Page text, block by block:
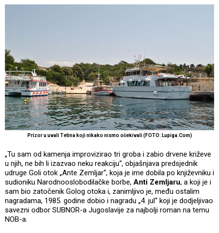
Prizor u uvali Tetina koji nikako nismo očekivali (FOTO: Lupiga.Com)
„Tu sam od kamenja improvizirao tri groba i zabio drvene križeve
u njih, ne bih li izazvao neku reakciju“, objašnjava predsjednik
udruge Goli otok „Ante Zemljar“, koja je ime dobila po književniku i
sudioniku Narodnooslobodilačke borbe, Anti Zemljaru, a koji je i
sam bio zatočenik Golog otoka i, zanimljivo je, među ostalim
nagradama, 1985. godine dobio i nagradu „4. jul“ koji je dodjeljivao
savezni odbor SUBNOR-a Jugoslavije za najbolji roman na temu
NOB-a.